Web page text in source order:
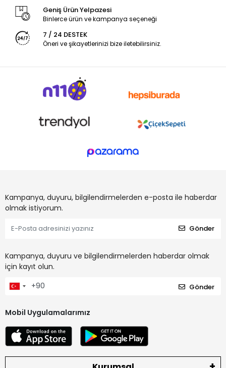
Geniş Ürün Yelpazesi
Binlerce ürün ve kampanya seçeneği
7 / 24 DESTEK
Öneri ve şikayetlerinizi bize iletebilirsiniz.
Kampanya, duyuru, bilgilendirmelerden e-posta ile haberdar
olmak istiyorum.
Gönder
Kampanya, duyuru ve bilgilendirmelerden haberdar olmak
için kayıt olun.
Gönder
Mobil Uygulamalarımız